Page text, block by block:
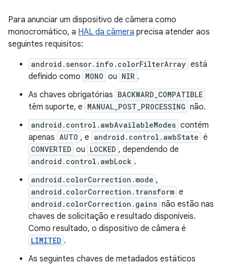
Para anunciar um dispositivo de câmera como
monocromático, a HAL da câmera precisa atender aos
seguintes requisitos:
android.sensor.info.colorFilterArray está
definido como MONO ou NIR .
As chaves obrigatórias BACKWARD_COMPATIBLE
têm suporte, e MANUAL_POST_PROCESSING não.
android.control.awbAvailableModes contém
apenas AUTO , e android.control.awbState é
CONVERTED ou LOCKED , dependendo de
android.control.awbLock .
android.colorCorrection.mode ,
android.colorCorrection.transform e
android.colorCorrection.gains não estão nas
chaves de solicitação e resultado disponíveis.
Como resultado, o dispositivo de câmera é
LIMITED .
As seguintes chaves de metadados estáticos